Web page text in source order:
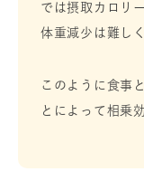
では摂取カロリ
体重減少は難し
このように食事
とによって相乗